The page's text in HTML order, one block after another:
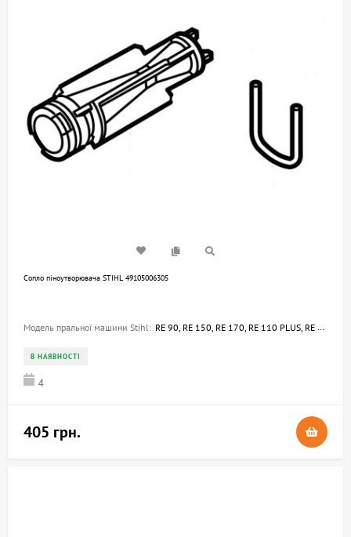
Сопло піноутворювача STIHL 49105006305
Модель пральної машини Stihl: RE 90, RE 150, RE 170, RE 110 PLUS, RE 150 PLUS, RE 170 PLUS, RE 150.0, RE 150.0 PLUS, RE 170.0, RE 170.0 PLUS
В НАЯВНОСТІ
4
405 грн.